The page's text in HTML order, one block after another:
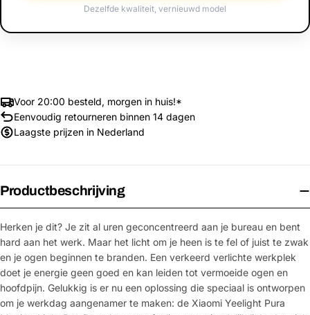
Dezelfde kwaliteit, vernieuwd model
Voor 20:00 besteld, morgen in huis!*
Eenvoudig retourneren binnen 14 dagen
Laagste prijzen in Nederland
Productbeschrijving
Herken je dit? Je zit al uren geconcentreerd aan je bureau en bent
hard aan het werk. Maar het licht om je heen is te fel of juist te zwak
en je ogen beginnen te branden. Een verkeerd verlichte werkplek
doet je energie geen goed en kan leiden tot vermoeide ogen en
hoofdpijn. Gelukkig is er nu een oplossing die speciaal is ontworpen
om je werkdag aangenamer te maken: de Xiaomi Yeelight Pura